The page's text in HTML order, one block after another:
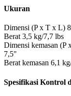
Ukuran
Dimensi (P x T x L)
Berat 3,5 kg/7,7 lbs
Dimensi kemasan (P
7,5"
Berat kemasan 6,1
Spesifikasi Kontrol